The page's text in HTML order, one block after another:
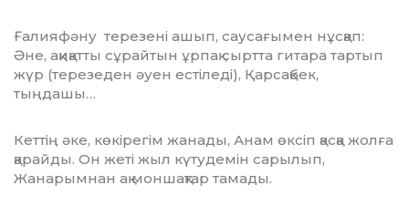
Ғалияфәну терезені ашып, саусағы­мен нұсқап:
Әне, ақиқатты сұрайтын ұрпақ сырт­та гитара тартып
жүр (терезеден әуен естіледі), Қарсақбек,
тыңдашы…
Кеттің әке, көкірегім жанады, Анам өксіп қасқа жолға
қарайды. Он жеті жыл күтудемін сары­лып,
Жанарымнан ақ моншақтар тамады.